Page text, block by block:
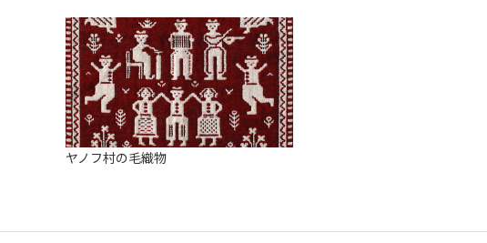
ヤノフ村の毛織物